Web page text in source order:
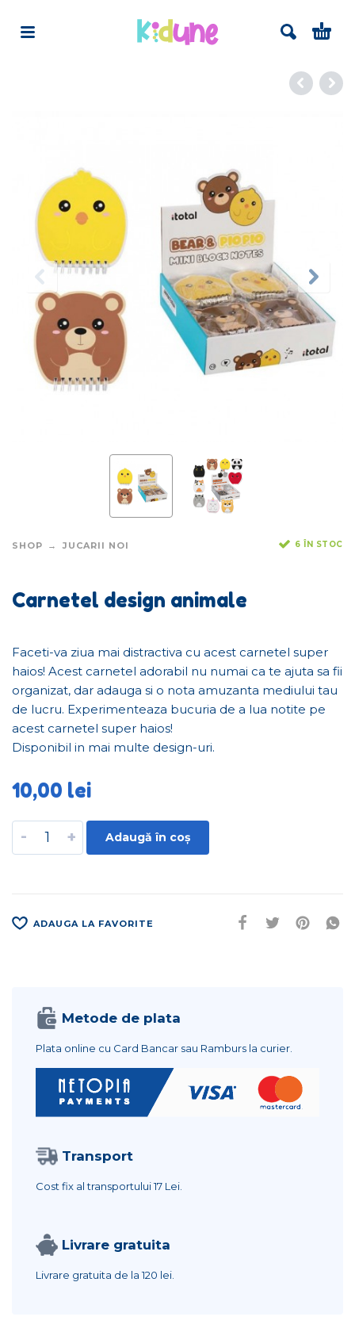
SHOP JUCARII NOI 6 ÎN STOC
Carnetel design animale
Faceti-va ziua mai distractiva cu acest carnetel super
haios! Acest carnetel adorabil nu numai ca te ajuta sa fii
organizat, dar adauga si o nota amuzanta mediului tau
de lucru. Experimenteaza bucuria de a lua notite pe
acest carnetel super haios!
Disponibil in mai multe design-uri.
10,00 lei
- + Adaugă în coș
ADAUGA LA FAVORITE
Metode de plata
Plata online cu Card Bancar sau Ramburs la curier.
Transport
Cost fix al transportului17 Lei.
Livrare gratuita
Livrare gratuita de la120 lei.